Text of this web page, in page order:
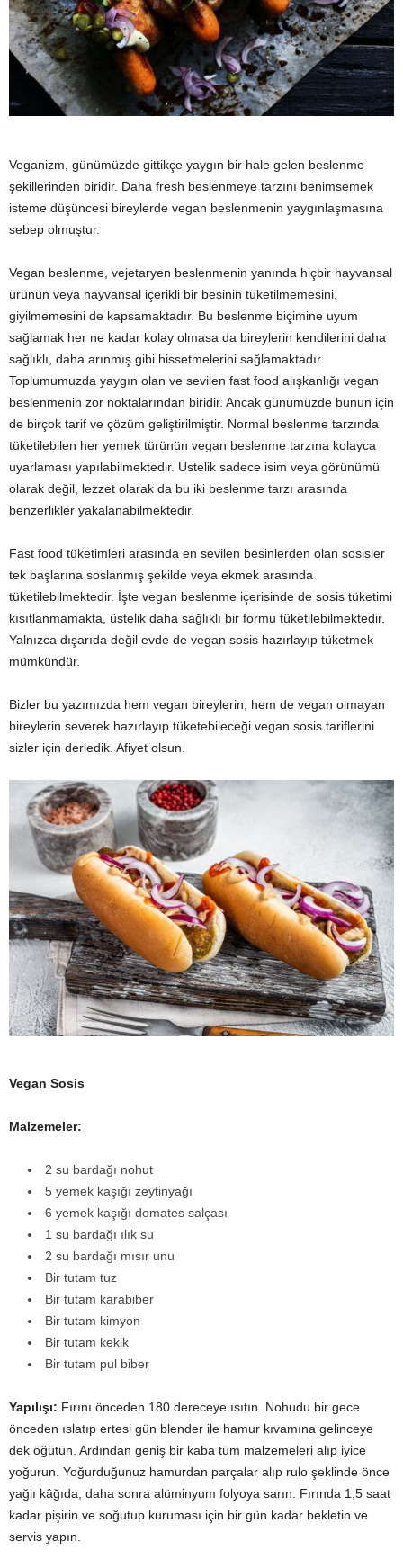
Veganizm, günümüzde gittikçe yaygın bir hale gelen beslenme
şekillerinden biridir. Daha fresh beslenmeye tarzını benimsemek
isteme düşüncesi bireylerde vegan beslenmenin yaygınlaşmasına
sebep olmuştur.
Vegan beslenme, vejetaryen beslenmenin yanında hiçbir hayvansal
ürünün veya hayvansal içerikli bir besinin tüketilmemesini,
giyilmemesini de kapsamaktadır. Bu beslenme biçimine uyum
sağlamak her ne kadar kolay olmasa da bireylerin kendilerini daha
sağlıklı, daha arınmış gibi hissetmelerini sağlamaktadır.
Toplumumuzda yaygın olan ve sevilen fast food alışkanlığı vegan
beslenmenin zor noktalarından biridir. Ancak günümüzde bunun için
de birçok tarif ve çözüm geliştirilmiştir. Normal beslenme tarzında
tüketilebilen her yemek türünün vegan beslenme tarzına kolayca
uyarlaması yapılabilmektedir. Üstelik sadece isim veya görünümü
olarak değil, lezzet olarak da bu iki beslenme tarzı arasında
benzerlikler yakalanabilmektedir.
Fast food tüketimleri arasında en sevilen besinlerden olan sosisler
tek başlarına soslanmış şekilde veya ekmek arasında
tüketilebilmektedir. İşte vegan beslenme içerisinde de sosis tüketimi
kısıtlanmamakta, üstelik daha sağlıklı bir formu tüketilebilmektedir.
Yalnızca dışarıda değil evde de vegan sosis hazırlayıp tüketmek
mümkündür.
Bizler bu yazımızda hem vegan bireylerin, hem de vegan olmayan
bireylerin severek hazırlayıp tüketebileceği vegan sosis tariflerini
sizler için derledik. Afiyet olsun.
Vegan Sosis
Malzemeler:
2 su bardağı nohut
5 yemek kaşığı zeytinyağı
6 yemek kaşığı domates salçası
1 su bardağı ılık su
2 su bardağı mısır unu
Bir tutam tuz
Bir tutam karabiber
Bir tutam kimyon
Bir tutam kekik
Bir tutam pul biber
Yapılışı: Fırını önceden 180 dereceye ısıtın. Nohudu bir gece
önceden ıslatıp ertesi gün blender ile hamur kıvamına gelinceye
dek öğütün. Ardından geniş bir kaba tüm malzemeleri alıp iyice
yoğurun. Yoğurduğunuz hamurdan parçalar alıp rulo şeklinde önce
yağlı kâğıda, daha sonra alüminyum folyoya sarın. Fırında 1,5 saat
kadar pişirin ve soğutup kuruması için bir gün kadar bekletin ve
servis yapın.